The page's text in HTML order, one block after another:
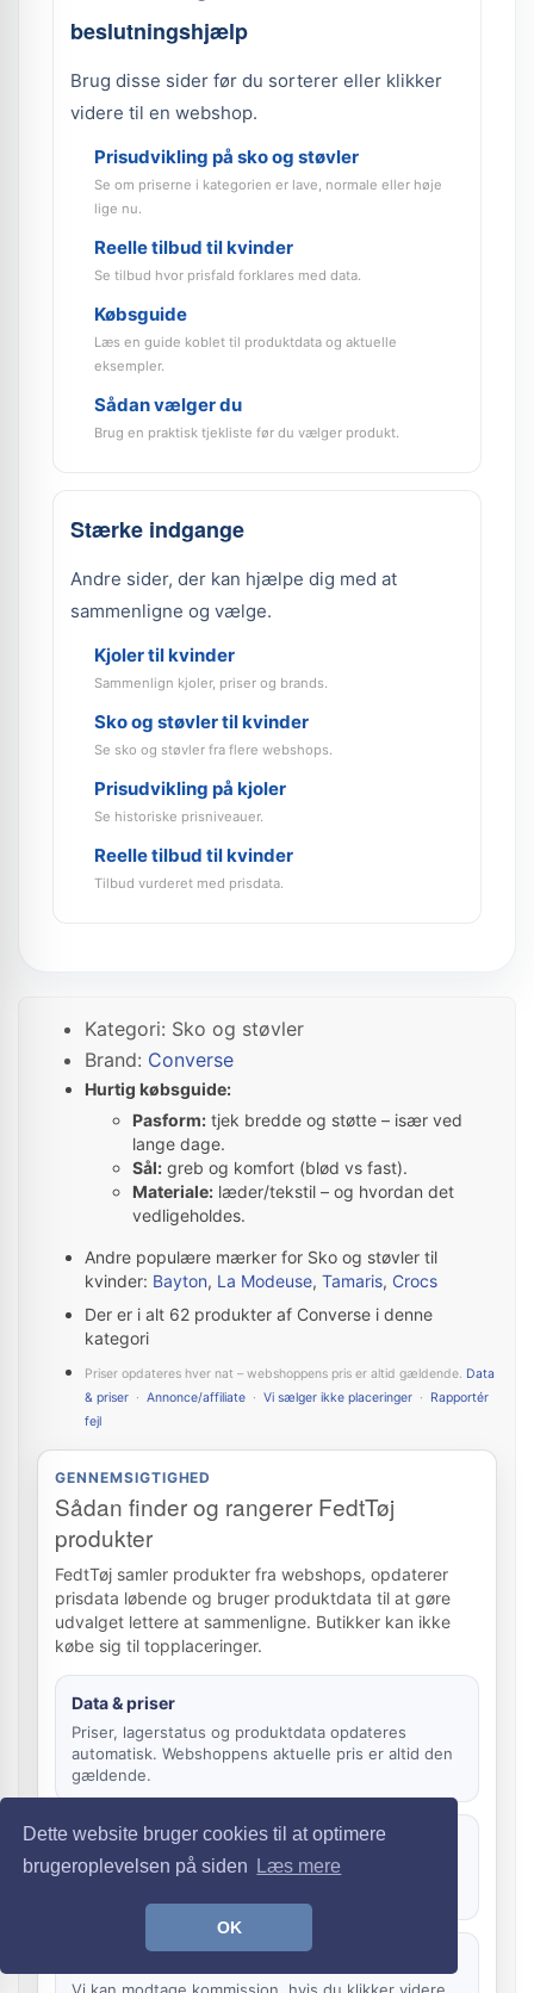
Dette website bruger cookies til at optimere
brugeroplevelsen på siden
Læs mere
OK
beslutningshjælp
Brug disse sider før du sorterer eller klikker
videre til en webshop.
Prisudvikling på sko og støvler
Se om priserne i kategorien er lave, normale eller høje
lige nu.
Reelle tilbud til kvinder
Se tilbud hvor prisfald forklares med data.
Købsguide
Læs en guide koblet til produktdata og aktuelle
eksempler.
Sådan vælger du
Brug en praktisk tjekliste før du vælger produkt.
Stærke indgange
Andre sider, der kan hjælpe dig med at
sammenligne og vælge.
Kjoler til kvinder
Sammenlign kjoler, priser og brands.
Sko og støvler til kvinder
Se sko og støvler fra flere webshops.
Prisudvikling på kjoler
Se historiske prisniveauer.
Reelle tilbud til kvinder
Tilbud vurderet med prisdata.
Kategori: Sko og støvler
Brand: Converse
Hurtig købsguide:
Pasform: tjek bredde og støtte – især ved
lange dage.
Sål: greb og komfort (blød vs fast).
Materiale: læder/tekstil – og hvordan det
vedligeholdes.
Andre populære mærker for Sko og støvler til
kvinder: Bayton, La Modeuse, Tamaris, Crocs
Der er i alt 62 produkter af Converse i denne
kategori
Priser opdateres hver nat – webshoppens pris er altid gældende. Data
& priser · Annonce/affiliate · Vi sælger ikke placeringer · Rapportér
fejl
GENNEMSIGTIGHED
Sådan finder og rangerer FedtTøj
produkter
FedtTøj samler produkter fra webshops, opdaterer
prisdata løbende og bruger produktdata til at gøre
udvalget lettere at sammenligne. Butikker kan ikke
købe sig til topplaceringer.
Data & priser
Priser, lagerstatus og produktdata opdateres
automatisk. Webshoppens aktuelle pris er altid den
gældende.
Rankering
Sortering bygger på relevans, pris, data, kategori,